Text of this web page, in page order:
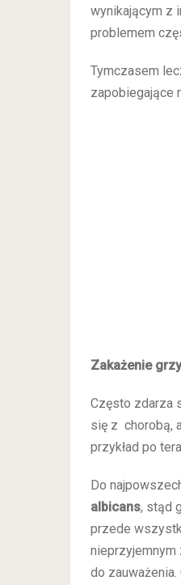
wynikającym z
problemem
Tymczasem
zapobiegające
Zakażenie
Często zdarza
się z chorobą,
przykład po
Do
albicans, stąd
przede
nieprzyjemnym
do